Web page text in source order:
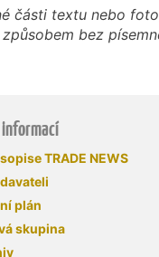
části textu nebo
bez
TRADE NEWS
plán
skupina